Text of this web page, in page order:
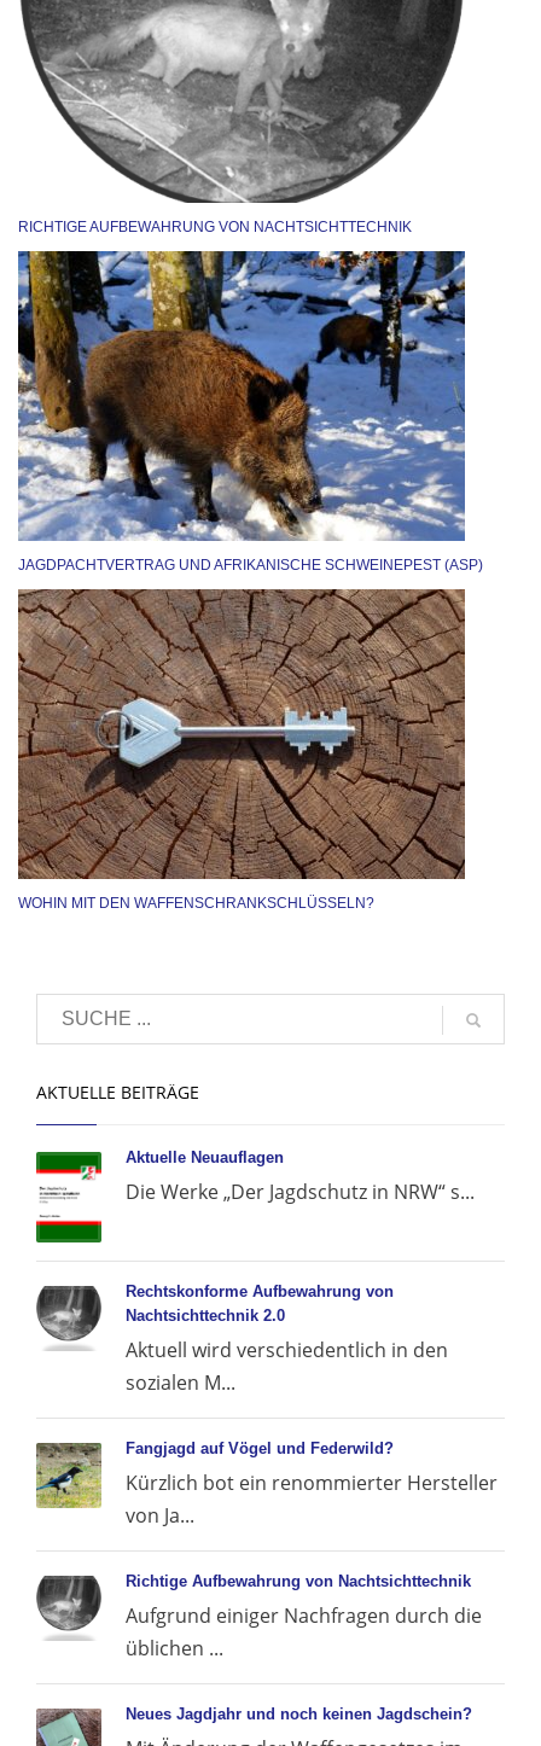
RICHTIGE AUFBEWAHRUNG VON NACHTSICHTTECHNIK
JAGDPACHTVERTRAG UND AFRIKANISCHE SCHWEINEPEST (ASP)
WOHIN MIT DEN WAFFENSCHRANKSCHLÜSSELN?
AKTUELLE BEITRÄGE
Aktuelle Neuauflagen
Die Werke „Der Jagdschutz in NRW“ s...
Rechtskonforme Aufbewahrung von
Nachtsichttechnik 2.0
Aktuell wird verschiedentlich in den
sozialen M...
Fangjagd auf Vögel und Federwild?
Kürzlich bot ein renommierter Hersteller
von Ja...
Richtige Aufbewahrung von Nachtsichttechnik
Aufgrund einiger Nachfragen durch die
üblichen ...
Neues Jagdjahr und noch keinen Jagdschein?